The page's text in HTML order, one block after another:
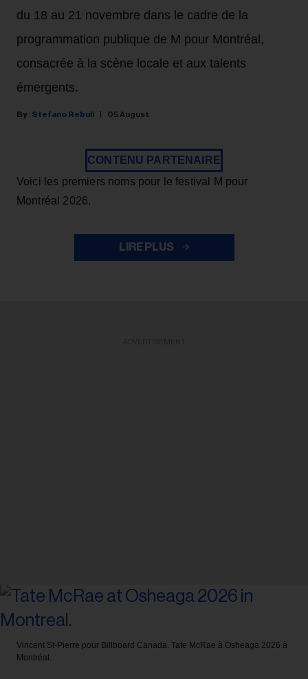
du 18 au 21 novembre dans le cadre de la
programmation publique de M pour Montréal,
consacrée à la scène locale et aux talents
émergents.
Stefano Rebuli 05 August
CONTENU PARTENAIRE
Voici les premiers noms pour le festival M pour
Montréal 2026.
LIRE PLUS
Vincent St-Pierre pour Billboard Canada. Tate McRae à Osheaga 2026 à
Montréal.